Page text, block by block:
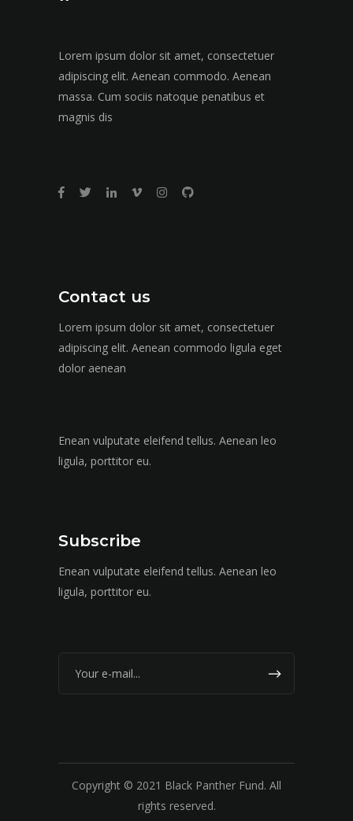
Lorem ipsum dolor sit amet, consectetuer
adipiscing elit. Aenean commodo. Aenean
massa. Cum sociis natoque penatibus et
magnis dis
Contact us
Lorem ipsum dolor sit amet, consectetuer
adipiscing elit. Aenean commodo ligula eget
dolor aenean
Enean vulputate eleifend tellus. Aenean leo
ligula, porttitor eu.
Subscribe
Enean vulputate eleifend tellus. Aenean leo
ligula, porttitor eu.
Copyright © 2021 Black Panther Fund. All
rights reserved.